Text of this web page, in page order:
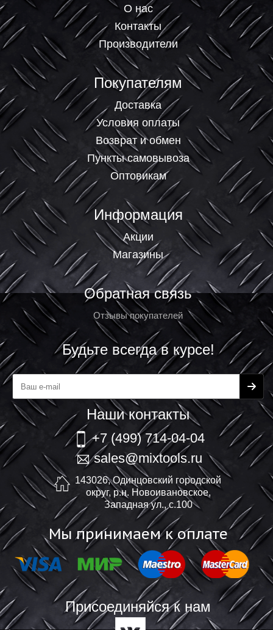
О нас
Контакты
Производители
Покупателям
Доставка
Условия оплаты
Возврат и обмен
Пункты самовывоза
Оптовикам
Информация
Акции
Магазины
Обратная связь
Отзывы покупателей
Будьте всегда в курсе!
Наши контакты
+7 (499) 714-04-04
sales@mixtools.ru
143026, Одинцовский городской
округ, р.н. Новоивановское,
Западная ул., с.100
Мы принимаем к оплате
Присоединяйся к нам